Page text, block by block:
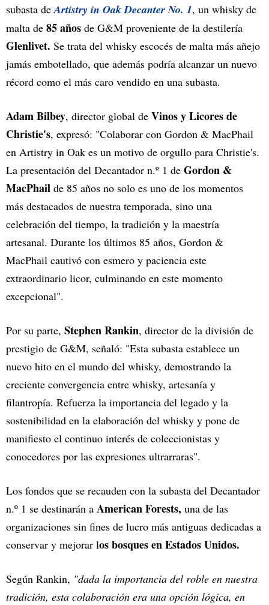
subasta deArtistry in Oak Decanter No. 1, un whisky de
malta de 85 años de G&M proveniente de la destilería
Glenlivet. Se trata del whisky escocés de malta más añejo
jamás embotellado, que además podría alcanzar un nuevo
récord como el más caro vendido en una subasta.
Adam Bilbey, director global de Vinos y Licores de
Christie's, expresó: "Colaborar con Gordon & MacPhail
en Artistry in Oak es un motivo de orgullo para Christie's.
La presentación del Decantador n.º 1 de Gordon &
MacPhail de 85 años no solo es uno de los momentos
más destacados de nuestra temporada, sino una
celebración del tiempo, la tradición y la maestría
artesanal. Durante los últimos 85 años, Gordon &
MacPhail cautivó con esmero y paciencia este
extraordinario licor, culminando en este momento
excepcional".
Por su parte, Stephen Rankin, director de la división de
prestigio de G&M, señaló: "Esta subasta establece un
nuevo hito en el mundo del whisky, demostrando la
creciente convergencia entre whisky, artesanía y
filantropía. Refuerza la importancia del legado y la
sostenibilidad en la elaboración del whisky y pone de
manifiesto el continuo interés de coleccionistas y
conocedores por las expresiones ultrarraras".
Los fondos que se recauden con la subasta del Decantador
n.º 1 se destinarán a American Forests, una de las
organizaciones sin fines de lucro más antiguas dedicadas a
conservar y mejorar los bosques en Estados Unidos.
Según Rankin, "dada la importancia del roble en nuestra
tradición, esta colaboración era una opción lógica, en